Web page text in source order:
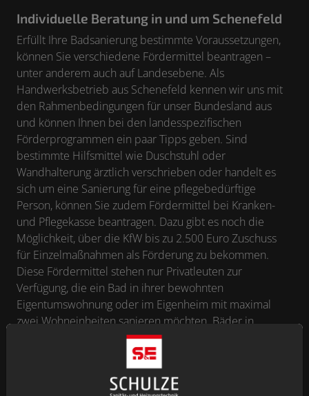
Individuelle Beratung in und um Schenefeld
Erfüllt Ihre Badsanierung bestimmte Voraussetzungen,
können Sie verschiedene Fördermittel beantragen –
unter anderem auch auf Landesebene. Als
Handwerksbetrieb aus Schenefeld kennen wir uns mit
den Rahmenbedingungen für unser Bundesland aus
und können Ihnen bei den landesspezifischen
Förderprogrammen ein paar Tipps geben. Sind
bestimmte Hilfsmittel wie Duschstuhl oder
Wandhalterung ärztlich verschrieben oder handelt es
sich um eine Sanierung für eine pflegebedürftige
Person, können Sie zudem Fördermittel bei Kranken-
und Pflegekasse beantragen. Dazu gibt es noch die
Möglichkeit, über die KfW bis zu 2.500 Euro Zuschuss
für Einzelmaßnahmen als Förderung zu bekommen.
Diese Fördermittel stehen nur Privatleuten zur
Verfügung, die ein Bad in ihrer bewohnten
Eigentumswohnung oder im Eigenheim mit maximal
zwei Wohneinheiten sanieren möchten. Bäder in
Ferienwohnungen sind nicht förderfähig. Wichtig: Die
Förderung muss vor Beginn der Sanierungsarbeiten
beantragt werden und die Sanierung muss durch einen
Fachbetrieb wie Sven und Ernst Schulze durchgeführt